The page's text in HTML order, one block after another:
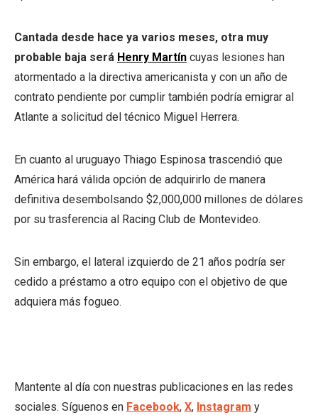
Cantada desde hace ya varios meses, otra muy
probable baja será Henry Martín cuyas lesiones han
atormentado a la directiva americanista y con un año de
contrato pendiente por cumplir también podría emigrar al
Atlante a solicitud del técnico Miguel Herrera.
En cuanto al uruguayo Thiago Espinosa trascendió que
América hará válida opción de adquirirlo de manera
definitiva desembolsando $2,000,000 millones de dólares
por su trasferencia al Racing Club de Montevideo.
Sin embargo, el lateral izquierdo de 21 años podría ser
cedido a préstamo a otro equipo con el objetivo de que
adquiera más fogueo.
Mantente al día con nuestras publicaciones en las redes
sociales. Síguenos en Facebook, X, Instagram y